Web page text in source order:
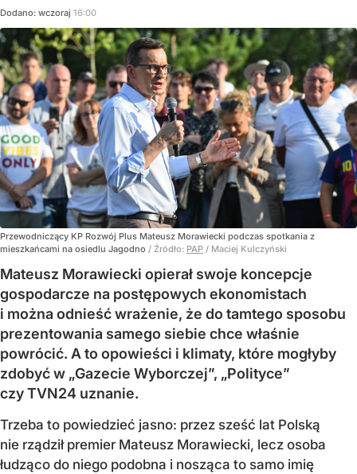
Dodano: wczoraj 16:00
Przewodniczący KP Rozwój Plus Mateusz Morawiecki podczas spotkania z
mieszkańcami na osiedlu Jagodno / Źródło: PAP / Maciej Kulczyński
Mateusz Morawiecki opierał swoje koncepcje
gospodarcze na postępowych ekonomistach
i można odnieść wrażenie, że do tamtego sposobu
prezentowania samego siebie chce właśnie
powrócić. A to opowieści i klimaty, które mogłyby
zdobyć w „Gazecie Wyborczej”, „Polityce”
czy TVN24 uznanie.
Trzeba to powiedzieć jasno: przez sześć lat Polską
nie rządził premier Mateusz Morawiecki, lecz osoba
łudząco do niego podobna i nosząca to samo imię